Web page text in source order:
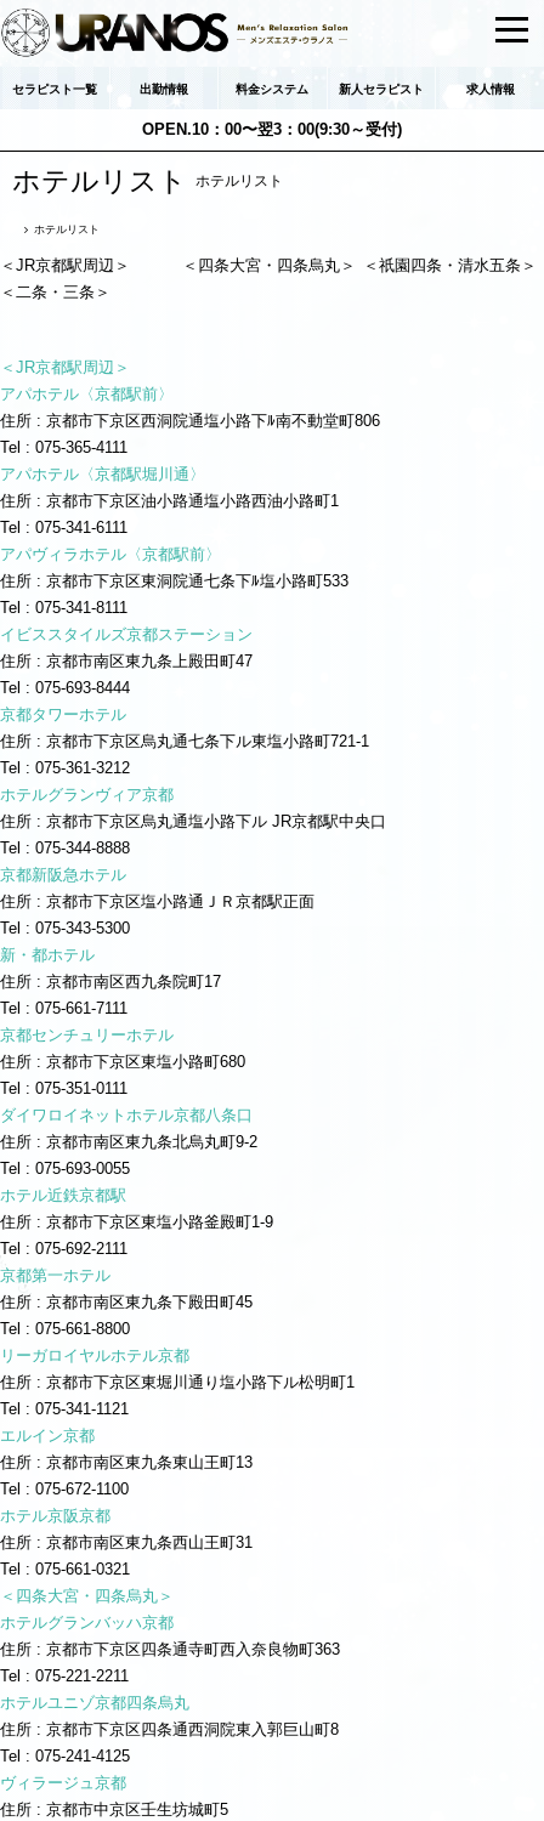
セラピスト一覧 出勤情報 料金システム 新人セラピスト 求人情報
OPEN.10：00〜翌3：00(9:30～受付)
ホテルリスト ホテルリスト
ホテルリスト
＜JR京都駅周辺＞ ＜四条大宮・四条烏丸＞
＜祇園四条・清水五条＞
＜二条・三条＞
＜JR京都駅周辺＞
アパホテル〈京都駅前〉
住所 : 京都市下京区西洞院通塩小路下ﾙ南不動堂町806
Tel : 075-365-4111
アパホテル〈京都駅堀川通〉
住所 : 京都市下京区油小路通塩小路西油小路町1
Tel : 075-341-6111
アパヴィラホテル〈京都駅前〉
住所 : 京都市下京区東洞院通七条下ﾙ塩小路町533
Tel : 075-341-8111
イビススタイルズ京都ステーション
住所 : 京都市南区東九条上殿田町47
Tel : 075-693-8444
京都タワーホテル
住所 : 京都市下京区烏丸通七条下ル東塩小路町721-1
Tel : 075-361-3212
ホテルグランヴィア京都
住所 : 京都市下京区烏丸通塩小路下ル JR京都駅中央口
Tel : 075-344-8888
京都新阪急ホテル
住所 : 京都市下京区塩小路通ＪＲ京都駅正面
Tel : 075-343-5300
新・都ホテル
住所 : 京都市南区西九条院町17
Tel : 075-661-7111
京都センチュリーホテル
住所 : 京都市下京区東塩小路町680
Tel : 075-351-0111
ダイワロイネットホテル京都八条口
住所 : 京都市南区東九条北烏丸町9-2
Tel : 075-693-0055
ホテル近鉄京都駅
住所 : 京都市下京区東塩小路釜殿町1-9
Tel : 075-692-2111
京都第一ホテル
住所 : 京都市南区東九条下殿田町45
Tel : 075-661-8800
リーガロイヤルホテル京都
住所 : 京都市下京区東堀川通り塩小路下ル松明町1
Tel : 075-341-1121
エルイン京都
住所 : 京都市南区東九条東山王町13
Tel : 075-672-1100
ホテル京阪京都
住所 : 京都市南区東九条西山王町31
Tel : 075-661-0321
＜四条大宮・四条烏丸＞
ホテルグランバッハ京都
住所 : 京都市下京区四条通寺町西入奈良物町363
Tel : 075-221-2211
ホテルユニゾ京都四条烏丸
住所 : 京都市下京区四条通西洞院東入郭巨山町8
Tel : 075-241-4125
ヴィラージュ京都
住所 : 京都市中京区壬生坊城町5